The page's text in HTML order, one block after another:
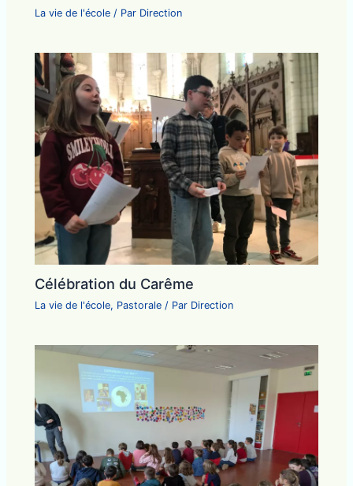
La vie de l'école / Par Direction
Célébration du Carême
La vie de l'école, Pastorale / Par Direction